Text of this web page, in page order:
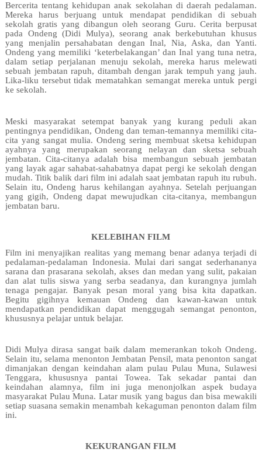
Bercerita tentang kehidupan anak sekolahan di daerah pedalaman.
Mereka harus berjuang untuk mendapat pendidikan di sebuah
sekolah gratis yang dibangun oleh seorang Guru. Cerita berpusat
pada Ondeng (Didi Mulya), seorang anak berkebutuhan khusus
yang menjalin persahabatan dengan Inal, Nia, Aska, dan Yanti.
Ondeng yang memiliki ‘keterbelakangan’ dan Inal yang tuna netra,
dalam setiap perjalanan menuju sekolah, mereka harus melewati
sebuah jembatan rapuh, ditambah dengan jarak tempuh yang jauh.
Lika-liku tersebut tidak mematahkan semangat mereka untuk pergi
ke sekolah.
Meski masyarakat setempat banyak yang kurang peduli akan
pentingnya pendidikan, Ondeng dan teman-temannya memiliki cita-
cita yang sangat mulia. Ondeng sering membuat sketsa kehidupan
ayahnya yang merupakan seorang nelayan dan sketsa sebuah
jembatan. Cita-citanya adalah bisa membangun sebuah jembatan
yang layak agar sahabat-sahabatnya dapat pergi ke sekolah dengan
mudah. Titik balik dari film ini adalah saat jembatan rapuh itu rubuh.
Selain itu, Ondeng harus kehilangan ayahnya. Setelah perjuangan
yang gigih, Ondeng dapat mewujudkan cita-citanya, membangun
jembatan baru.
KELEBIHAN FILM
Film ini menyajikan realitas yang memang benar adanya terjadi di
pedalaman-pedalaman Indonesia. Mulai dari sangat sederhananya
sarana dan prasarana sekolah, akses dan medan yang sulit, pakaian
dan alat tulis siswa yang serba seadanya, dan kurangnya jumlah
tenaga pengajar. Banyak pesan moral yang bisa kita dapatkan.
Begitu gigihnya kemauan Ondeng dan kawan-kawan untuk
mendapatkan pendidikan dapat menggugah semangat penonton,
khususnya pelajar untuk belajar.
Didi Mulya dirasa sangat baik dalam memerankan tokoh Ondeng.
Selain itu, selama menonton Jembatan Pensil, mata penonton sangat
dimanjakan dengan keindahan alam pulau Pulau Muna, Sulawesi
Tenggara, khususnya pantai Towea. Tak sekadar pantai dan
keindahan alamnya, film ini juga menonjolkan aspek budaya
masyarakat Pulau Muna. Latar musik yang bagus dan bisa mewakili
setiap suasana semakin menambah kekaguman penonton dalam film
ini.
KEKURANGAN FILM